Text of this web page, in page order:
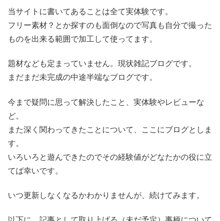
当サイトに書いてあることは全て実体験です。
フリー素材？とか探すのも面倒なので写真も自分で撮った
ものを出来る範囲で加工して使ってます。
題材なども定まっていません。現状雑記ブログです。
まだまだ未完成の中途半端なブログです。
今まで疑問に思って解決したこと、実体験やレビューな
ど。
また深く関わってきたことについて、ここにブログとしま
す。
いろいろと遊んできたのでその経験値がどなたかの役に立
てば幸いです。
いつ更新しなくなるかわかりませんが、続けてみます。